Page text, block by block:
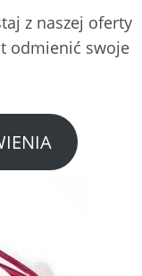
z naszej oferty
odmienić swoje